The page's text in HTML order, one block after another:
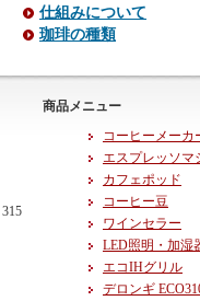
仕組みについて
珈琲の種類
商品メニュー
コーヒーメーカ
エスプレッソマ
カフェポッド
コーヒー豆
ワインセラー
LED照明・加湿
エコIHグリル
デロンギ